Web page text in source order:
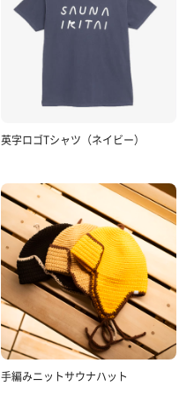
英字ロゴTシャツ（ネイビー）
手編みニットサウナハット